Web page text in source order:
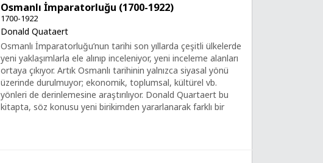
Osmanlı İmparatorluğu (1700-1922)
1700-1922
Donald Quataert
Osmanlı İmparatorluğu’nun tarihi son yıllarda çeşitli ülkelerde
yeni yaklaşımlarla ele alınıp inceleniyor, yeni inceleme alanları
ortaya çıkıyor. Artık Osmanlı tarihinin yalnızca siyasal yönü
üzerinde durulmuyor; ekonomik, toplumsal, kültürel vb.
yönleri de derinlemesine araştırılıyor. Donald Quartaert bu
kitapta, söz konusu yeni birikimden yararlanarak farklı bir